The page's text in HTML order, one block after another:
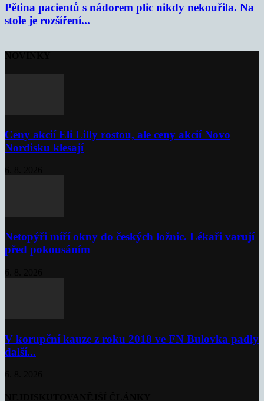
Pětina pacientů s nádorem plic nikdy nekouřila. Na
stole je rozšíření...
Ceny akcií Eli Lilly rostou, ale ceny akcií Novo
Nordisku klesají
Netopýři míří okny do českých ložnic. Lékaři varují
před pokousáním
V korupční kauze z roku 2018 ve FN Bulovka padly
další...